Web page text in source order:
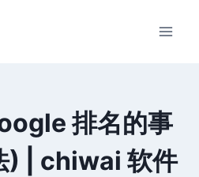
排名的事
) | chiwai 软件